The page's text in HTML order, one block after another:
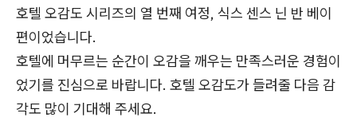
호텔 오감도 시리즈의 열 번째 여정, 식스 센스 닌 반 베이
편이었습니다.
호텔에 머무르는 순간이 오감을 깨우는 만족스러운 경험이
었기를 진심으로 바랍니다. 호텔 오감도가 들려줄 다음 감
각도 많이 기대해 주세요.